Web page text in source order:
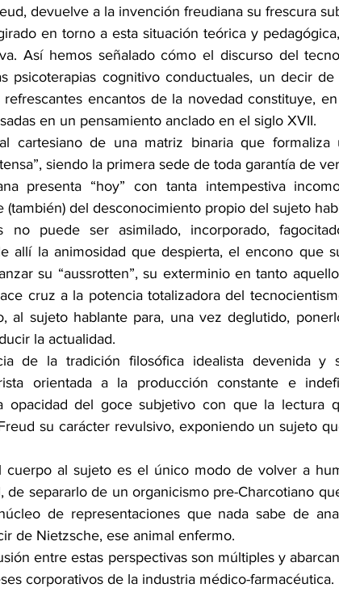
devuelve a la invención freudiana su frescura
en torno a esta situación teórica y
Así hemos señalado cómo el discurso del
psicoterapias cognitivo conductuales, un decir
encantos de la novedad constituye,
en un pensamiento anclado en el siglo XVII.
cartesiano de una matriz binaria que formaliza
siendo la primera sede de toda garantía de
presenta “hoy” con tanta intempestiva
(también) del desconocimiento propio del sujeto
no puede ser asimilado, incorporado,
allí la animosidad que despierta, el encono que
su “aussrotten”, su exterminio en tanto
cruz a la potencia totalizadora del
al sujeto hablante para, una vez deglutido,
la actualidad.
de la tradición filosófica idealista devenida y
orientada a la producción constante e
opacidad del goce subjetivo con que la lectura
su carácter revulsivo, exponiendo un sujeto
cuerpo al sujeto es el único modo de volver a
de separarlo de un organicismo pre-Charcotiano
de representaciones que nada sabe de
de Nietzsche, ese animal enfermo.
entre estas perspectivas son múltiples y
corporativos de la industria médico-farmacéutica.